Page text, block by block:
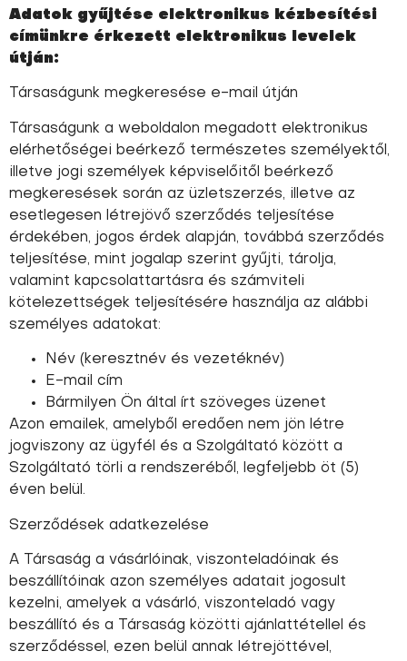
Adatok gyűjtése elektronikus kézbesítési
címünkre érkezett elektronikus levelek
útján:
Társaságunk megkeresése e-mail útján
Társaságunk a weboldalon megadott elektronikus
elérhetőségei beérkező természetes személyektől,
illetve jogi személyek képviselőitől beérkező
megkeresések során az üzletszerzés, illetve az
esetlegesen létrejövő szerződés teljesítése
érdekében, jogos érdek alapján, továbbá szerződés
teljesítése, mint jogalap szerint gyűjti, tárolja,
valamint kapcsolattartásra és számviteli
kötelezettségek teljesítésére használja az alábbi
személyes adatokat:
Név (keresztnév és vezetéknév)
E-mail cím
Bármilyen Ön által írt szöveges üzenet
Azon emailek, amelyből eredően nem jön létre
jogviszony az ügyfél és a Szolgáltató között a
Szolgáltató törli a rendszeréből, legfeljebb öt (5)
éven belül.
Szerződések adatkezelése
A Társaság a vásárlóinak, viszonteladóinak és
beszállítóinak azon személyes adatait jogosult
kezelni, amelyek a vásárló, viszonteladó vagy
beszállító és a Társaság közötti ajánlattétellel és
szerződéssel, ezen belül annak létrejöttével,